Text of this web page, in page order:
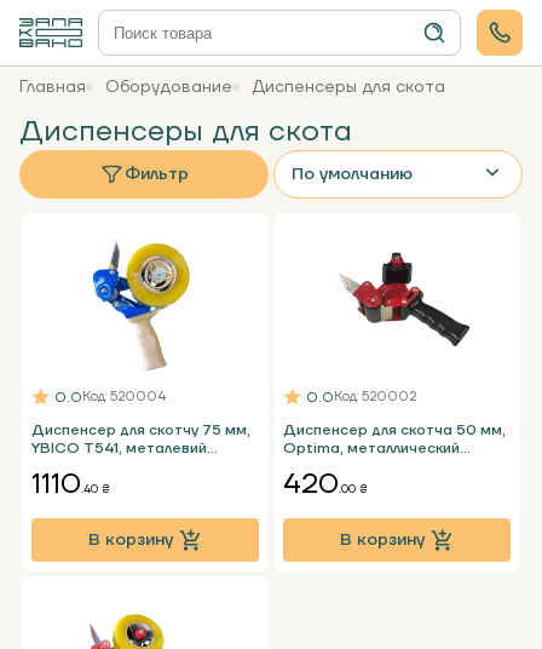
Главная Оборудование Диспенсеры для скота
Диспенсеры для скота
Фильтр По умолчанию
Диспенсер для скотчу 75 мм,
YBICO T541, металевий
0.0Код: 520004
1110.40 ₴
В корзину
Диспенсер для скотча 50 мм,
Optima, металлический
скотча
0.0Код: 520002
420.00 ₴
В корзину